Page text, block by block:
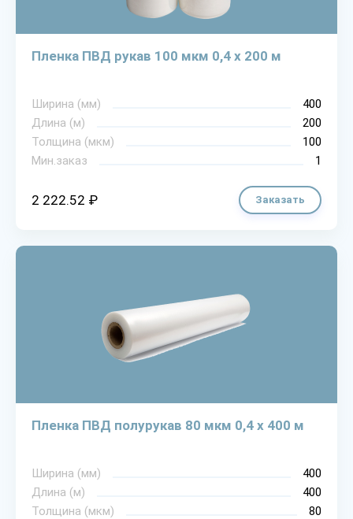
Пленка ПВД рукав 100 мкм 0,4 х 200 м
Ширина (мм)
400
Длина (м)
200
Толщина (мкм)
100
Мин.заказ
1
2 222.52 ₽ Заказать
Пленка ПВД полурукав 80 мкм 0,4 х 400 м
Ширина (мм)
400
Длина (м)
400
Толщина (мкм)
80